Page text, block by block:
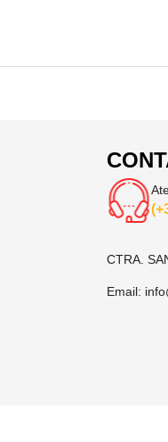
CTRA.
Email: